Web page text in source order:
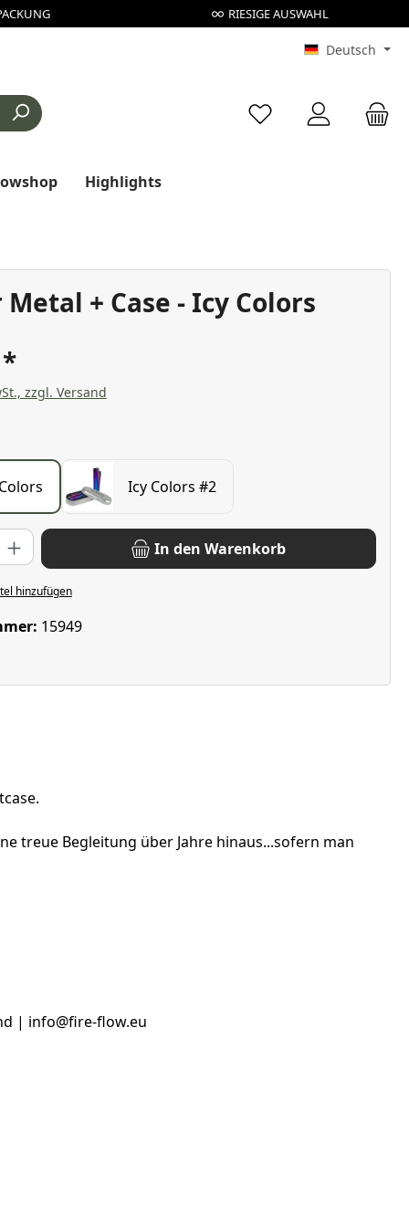
RIESIGE AUSWAHL
Deutsch
Du hast 0 Produkte
Highlights
+ Case - Icy Colors
zzgl. Versand
Icy Colors #2
Gib den gewünschten Wert ein oder benutze die Schaltflächen
In den Warenkorb
hinzufügen
15949
treue Begleitung über Jahre hinaus...sofern man
| info@fire-flow.eu